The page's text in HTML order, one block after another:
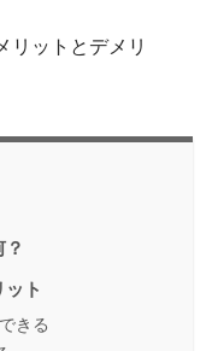
リットとデメリ
ト
きる